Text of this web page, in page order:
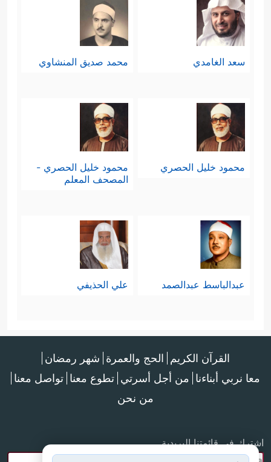
سعد الغامدي محمد صديق المنشاوي
محمود خليل الحصري
محمود خليل الحصري -
المصحف المعلم
عبدالباسط عبدالصمد علي الحذيفي
القرآن الكريم الحج والعمرة شهر رمضان
معا نربي أبناءنا من أجل أسرتي تطوع معنا تواصل معنا
من نحن
اشترك في قائمتنا البريدية